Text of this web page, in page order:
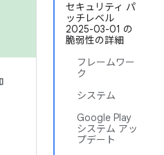
セキュリティ パ
ッチレベル
2025-03-01 の
脆弱性の詳細
フレームワー
ク
システム
Google Play
システム アッ
プデート